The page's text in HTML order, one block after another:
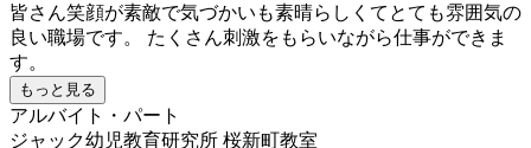
皆さん笑顔が素敵で気づかいも素晴らしくてとても雰囲気の
良い職場です。 たくさん刺激をもらいながら仕事ができま
す。
もっと見る
アルバイト・パート
ジャック幼児教育研究所 桜新町教室